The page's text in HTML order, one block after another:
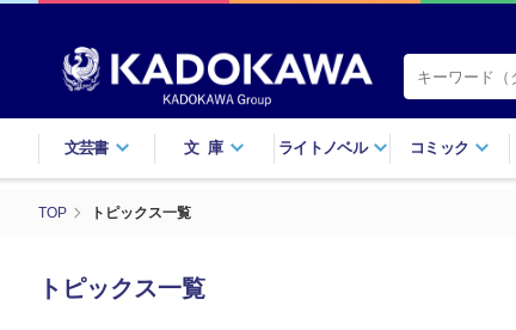
文芸書 文庫 ライトノベル コミック
TOP トピックス一覧
トピックス一覧